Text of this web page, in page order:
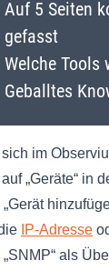
im
„Geräte“ in
IP-Adresse
als